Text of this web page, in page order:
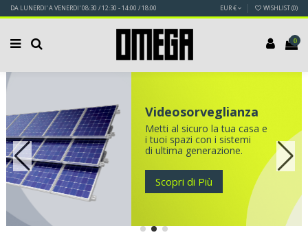
DA LUNERDI' A VENERDI' 08:30 / 12:30 - 14:00 / 18:00 EUR € WISHLIST (0)
0
Videosorveglianza
Metti al sicuro la tua casa e
i tuoi spazi con i sistemi
di ultima generazione.
Scopri di Più